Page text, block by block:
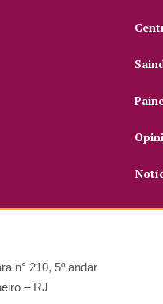
n° 210, 5º andar
– RJ